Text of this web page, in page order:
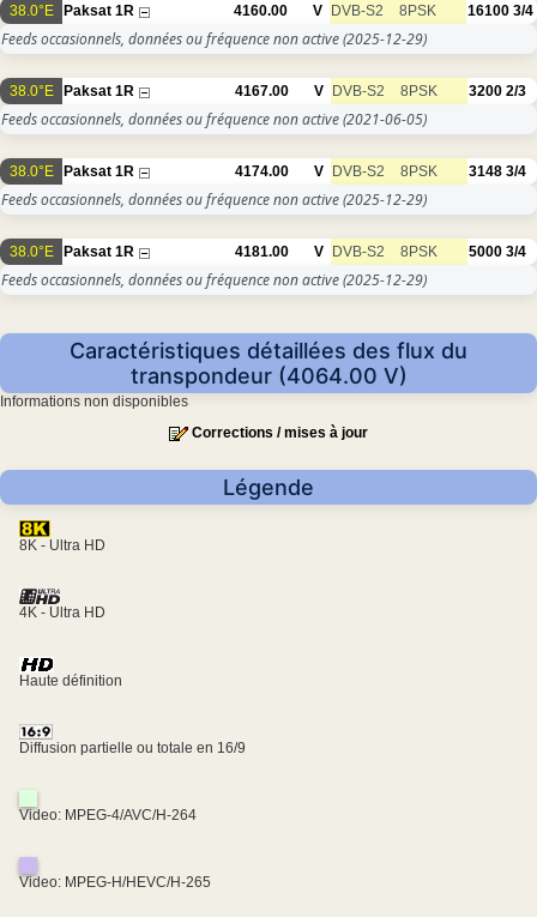
38.0°E Paksat 1R 4160.00 V DVB-S2 8PSK 16100 3/4
Feeds occasionnels, données ou fréquence non active(2025-12-29)
38.0°E Paksat 1R 4167.00 V DVB-S2 8PSK 3200 2/3
Feeds occasionnels, données ou fréquence non active(2021-06-05)
38.0°E Paksat 1R 4174.00 V DVB-S2 8PSK 3148 3/4
Feeds occasionnels, données ou fréquence non active(2025-12-29)
38.0°E Paksat 1R 4181.00 V DVB-S2 8PSK 5000 3/4
Feeds occasionnels, données ou fréquence non active(2025-12-29)
Caractéristiques détaillées des flux du
transpondeur (4064.00 V)
Informations non disponibles
Corrections / mises à jour
Légende
8K - Ultra HD
4K - Ultra HD
Haute définition
Diffusion partielle ou totale en 16/9
Video: MPEG-4/AVC/H-264
Video: MPEG-H/HEVC/H-265